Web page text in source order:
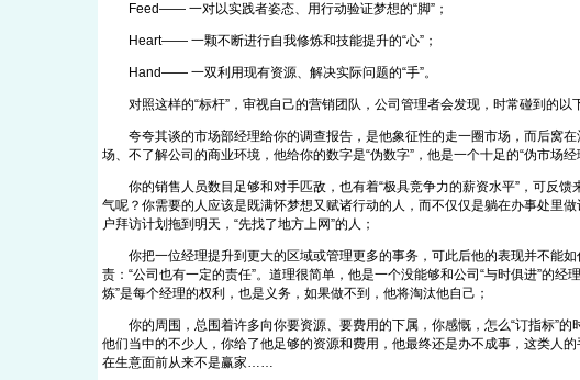
Feed—— 一对以实践者姿态、用行动验证梦想的“脚”；
Heart—— 一颗不断进行自我修炼和技能提升的“心”；
Hand—— 一双利用现有资源、解决实际问题的“手”。
对照这样的“标杆”，审视自己的营销团队，公司管理者会发现，时常碰到的以下
夸夸其谈的市场部经理给你的调查报告，是他象征性的走一圈市场，而后窝在
场、不了解公司的商业环境，他给你的数字是“伪数字”，他是一个十足的“伪市场经
你的销售人员数目足够和对手匹敌，也有着“极具竞争力的薪资水平”，可反馈
气呢？你需要的人应该是既满怀梦想又赋诸行动的人，而不仅仅是躺在办事处里
户拜访计划拖到明天，“先找了地方上网”的人；
你把一位经理提升到更大的区域或管理更多的事务，可此后他的表现并不能如
责：“公司也有一定的责任”。道理很简单，他是一个没能够和公司“与时俱进”的经
炼”是每个经理的权利，也是义务，如果做不到，他将淘汰他自己；
你的周围，总围着许多向你要资源、要费用的下属，你感慨，怎么“订指标”的
他们当中的不少人，你给了他足够的资源和费用，他最终还是办不成事，这类人的
在生意面前从来不是赢家……